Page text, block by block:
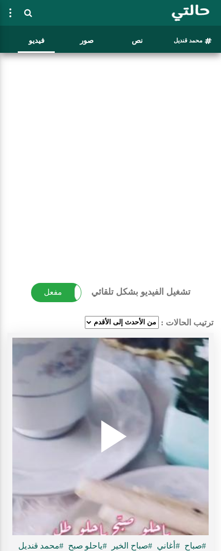
محمد قنديل نص صور فيديو
تشغيل الفيديو بشكل تلقائي مفعل غير مفعل
ترتيب الحالات :
Play
#صباح #أغاني #صباح الخير #ياحلو صبح #محمد قنديل